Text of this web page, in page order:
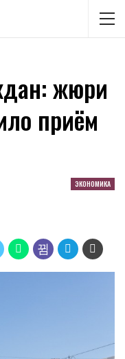
жюри
приём
ЭКОНОМИКА